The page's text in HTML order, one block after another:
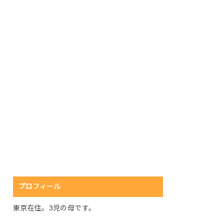
プロフィール
東京在住。3児の母です。